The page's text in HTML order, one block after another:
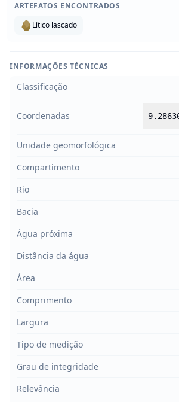
ARTEFATOS ENCONTRADOS
Lítico lascado
INFORMAÇÕES TÉCNICAS
Classificação
Coordenadas -
Unidade geomorfológica
Compartimento
Rio
Bacia
Água próxima
Distância da água
Área
Comprimento
Largura
Tipo de medição
Grau de integridade
Relevância